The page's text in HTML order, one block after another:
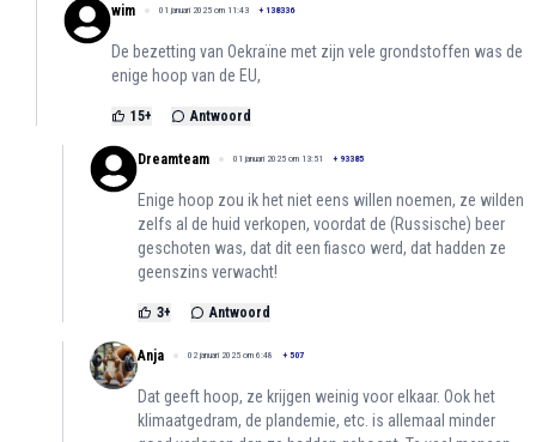
wim 01 januari 2025 om 11:43 + 138336
De bezetting van Oekraïne met zijn vele grondstoffen was de
enige hoop van de EU,
15+ Antwoord
Dreamteam 01 januari 2025 om 13:51 + 93385
Enige hoop zou ik het niet eens willen noemen, ze wilden
zelfs al de huid verkopen, voordat de (Russische) beer
geschoten was, dat dit een fiasco werd, dat hadden ze
geenszins verwacht!
3+ Antwoord
Anja 02 januari 2025 om 6:48 + 507
Dat geeft hoop, ze krijgen weinig voor elkaar. Ook het
klimaatgedram, de plandemie, etc. is allemaal minder